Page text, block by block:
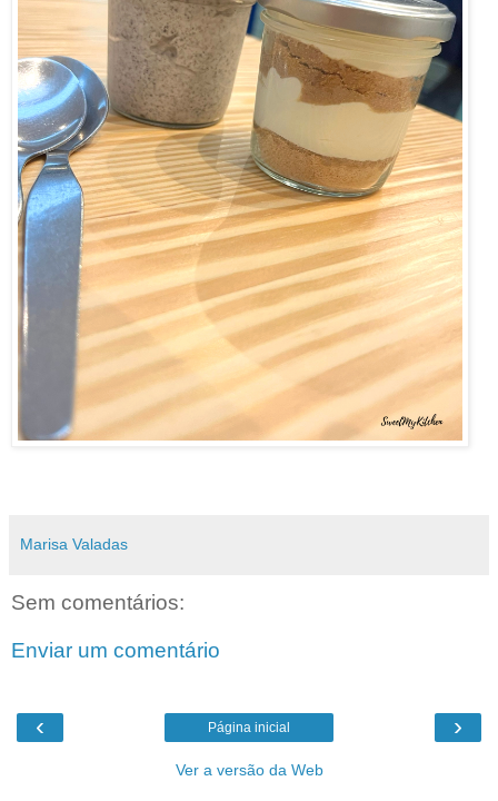
Marisa Valadas
Sem comentários:
Enviar um comentário
‹ ›
Página inicial
Ver a versão da Web